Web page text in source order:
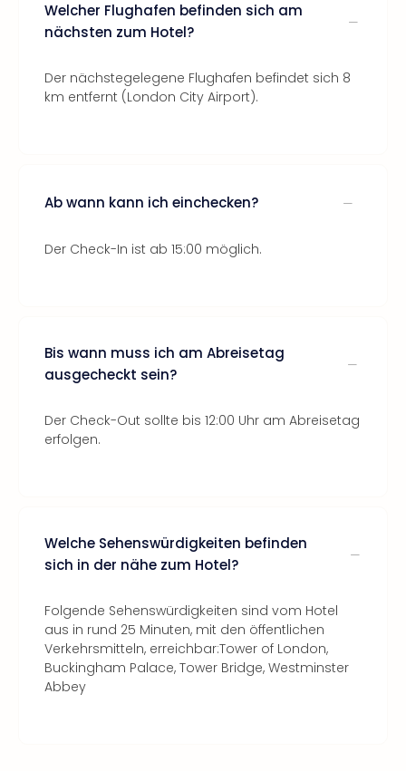
Welcher Flughafen befinden sich am
nächsten zum Hotel?
Der nächstegelegene Flughafen befindet sich 8
km entfernt (London City Airport).
Ab wann kann ich einchecken?
Der Check-In ist ab 15:00 möglich.
Bis wann muss ich am Abreisetag
ausgecheckt sein?
Der Check-Out sollte bis 12:00 Uhr am Abreisetag
erfolgen.
Welche Sehenswürdigkeiten befinden
sich in der nähe zum Hotel?
Folgende Sehenswürdigkeiten sind vom Hotel
aus in rund 25 Minuten, mit den öffentlichen
Verkehrsmitteln, erreichbar:Tower of London,
Buckingham Palace, Tower Bridge, Westminster
Abbey